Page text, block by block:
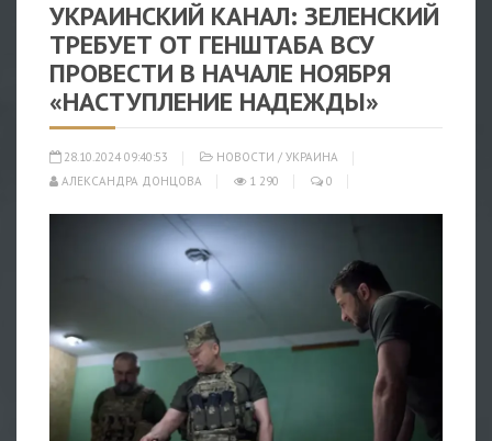
УКРАИНСКИЙ КАНАЛ: ЗЕЛЕНСКИЙ
ТРЕБУЕТ ОТ ГЕНШТАБА ВСУ
ПРОВЕСТИ В НАЧАЛЕ НОЯБРЯ
«НАСТУПЛЕНИЕ НАДЕЖДЫ»
28.10.2024 09:40:53 НОВОСТИ / УКРАИНА
АЛЕКСАНДРА ДОНЦОВА
1 290 0